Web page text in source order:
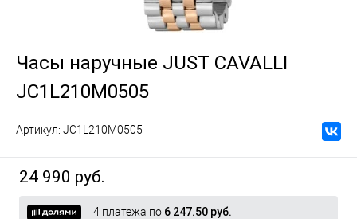
Часы наручные JUST CAVALLI
JC1L210M0505
Артикул: JC1L210M0505
24 990 руб.
4 платежа по 6 247.50 руб.